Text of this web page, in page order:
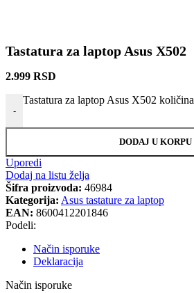
Tastatura za laptop Asus X502
2.999 RSD
-
Tastatura za laptop Asus X502 količina
DODAJ U KORPU
Uporedi
Dodaj na listu želja
Šifra proizvoda: 46984
Kategorija: Asus tastature za laptop
EAN: 8600412201846
Podeli:
Način isporuke
Deklaracija
Način isporuke